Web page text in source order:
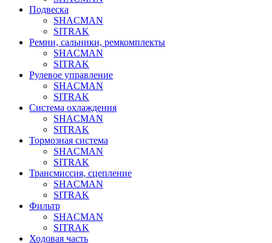
Подвеска
SHACMAN
SITRAK
Ремни, сальники, ремкомплекты
SHACMAN
SITRAK
Рулевое управление
SHACMAN
SITRAK
Система охлаждения
SHACMAN
SITRAK
Тормозная система
SHACMAN
SITRAK
Трансмиссия, сцепление
SHACMAN
SITRAK
Фильтр
SHACMAN
SITRAK
Ходовая часть